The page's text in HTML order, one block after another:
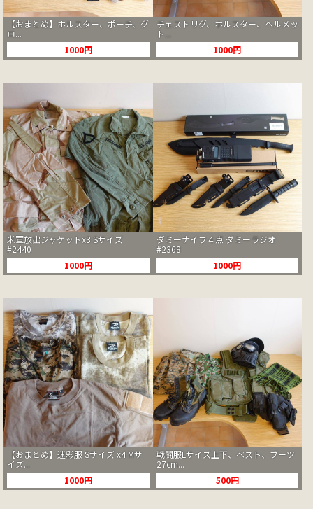
【おまとめ】ホルスター、ポーチ、グ
ロ...
1000円
チェストリグ、ホルスター、ヘルメッ
ト...
1000円
米軍放出ジャケットx3 Sサイズ
#2440
1000円
ダミーナイフ４点 ダミーラジオ
#2368
1000円
【おまとめ】迷彩服 Sサイズ x4 Mサ
イズ...
1000円
戦闘服Lサイズ上下、ベスト、ブーツ
27cm...
500円